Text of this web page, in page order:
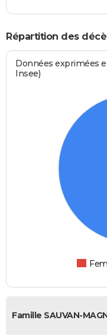
Répartition des
Données exprimées
Insee)
Famille SAUVAN-